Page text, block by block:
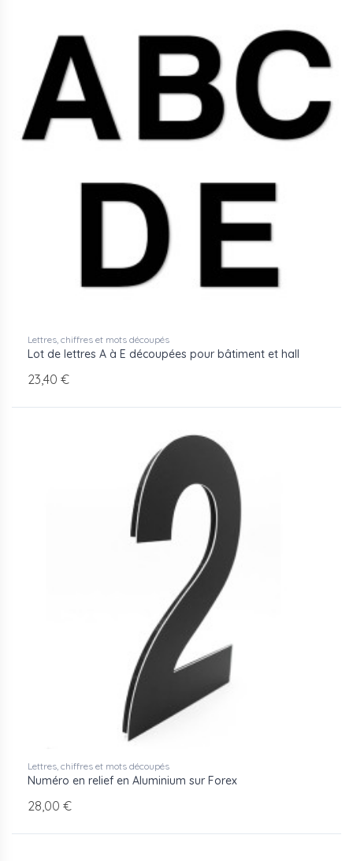
Lettres, chiffres et mots découpés
Lot de lettres A à E découpées pour bâtiment et hall
23,40 €
Lettres, chiffres et mots découpés
Numéro en relief en Aluminium sur Forex
28,00 €